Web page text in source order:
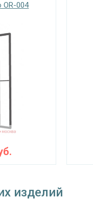
OR-004
изделий